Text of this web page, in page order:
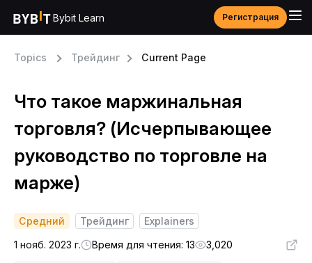
Bybit Learn Регистрация
Topics Трейдинг Current Page
Что такое маржинальная
торговля? (Исчерпывающее
руководство по торговле на
марже)
Средний Трейдинг
Explainers
1 нояб. 2023 г.
Время для чтения: 13 3,020